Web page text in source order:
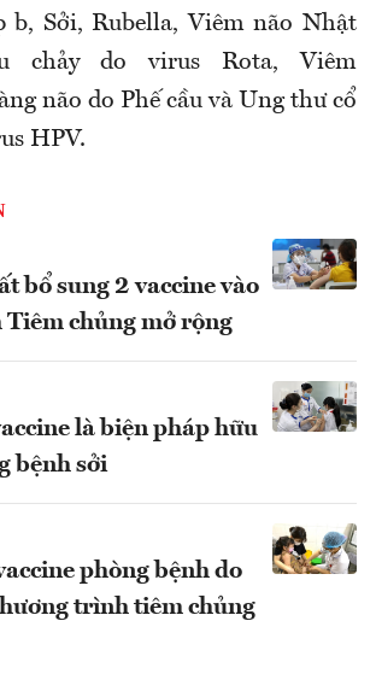
b, Sởi, Rubella, Viêm não Nhật
chảy do virus Rota, Viêm
não do Phế cầu và Ung thư cổ
HPV.
bổ sung 2 vaccine vào
chủng mở rộng
là biện pháp hữu
bệnh sởi
phòng bệnh do
trình tiêm chủng